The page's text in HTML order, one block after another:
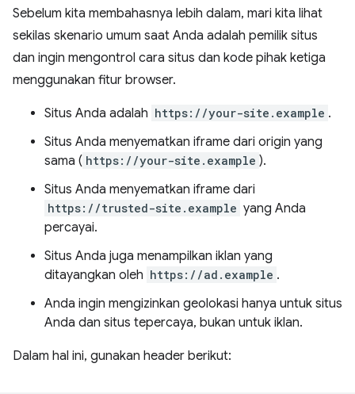
Sebelum kita membahasnya lebih dalam, mari kita lihat
sekilas skenario umum saat Anda adalah pemilik situs
dan ingin mengontrol cara situs dan kode pihak ketiga
menggunakan fitur browser.
Situs Anda adalah https://your-site.example .
Situs Anda menyematkan iframe dari origin yang
sama ( https://your-site.example ).
Situs Anda menyematkan iframe dari
https://trusted-site.example yang Anda
percayai.
Situs Anda juga menampilkan iklan yang
ditayangkan oleh https://ad.example .
Anda ingin mengizinkan geolokasi hanya untuk situs
Anda dan situs tepercaya, bukan untuk iklan.
Dalam hal ini, gunakan header berikut: